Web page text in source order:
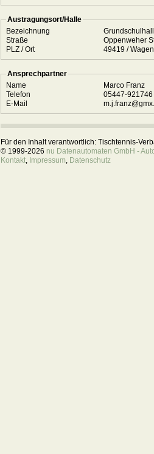
Austragungsort/Halle
Bezeichnung
Straße
Oppenweher
PLZ / Ort
49419 /
Ansprechpartner
Name
Marco Franz
Telefon
05447-921746
E-Mail
Für den Inhalt verantwortlich: Tischtennis-
© 1999-2026 nu Datenautomaten GmbH -
Kontakt, Impressum, Datenschutz